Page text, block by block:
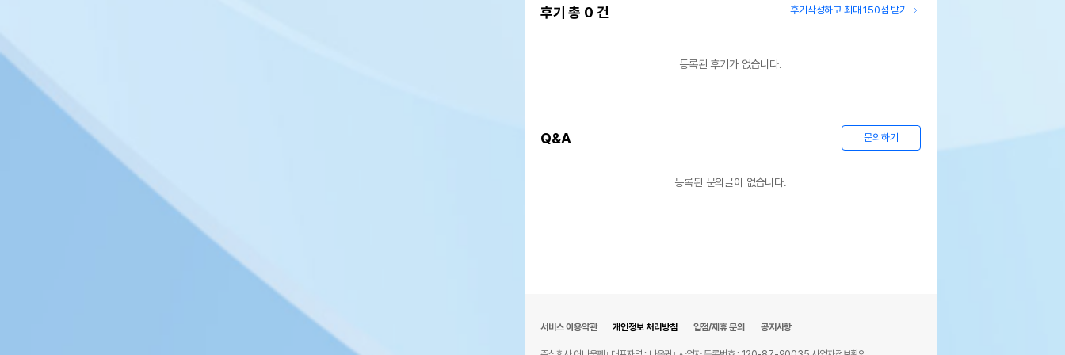
후기 총 0 건 후기작성하고 최대 150점 받기
등록된 후기가 없습니다.
Q&A 문의하기
등록된 문의글이 없습니다.
서비스 이용약관 개인정보 처리방침 입점/제휴 문의 공지사항